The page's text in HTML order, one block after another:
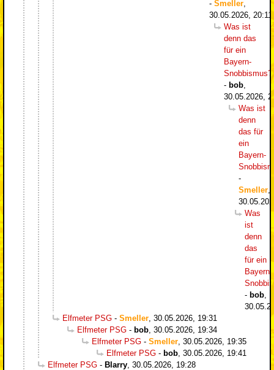
- Smeller
30.05.2026, 20:11
Was ist
denn das
für ein
Bayern-
- bob
30.05.2026,
Was ist
denn
das für
ein
Bayern-
-
Smeller
Was
ist
denn
das
für ein
Bayern-
- bob
Elfmeter PSG - Smeller 30.05.2026, 19:31
Elfmeter PSG - bob 30.05.2026, 19:34
Elfmeter PSG - Smeller 30.05.2026, 19:35
Elfmeter PSG - bob 30.05.2026, 19:41
Elfmeter PSG - Blarry 30.05.2026, 19:28